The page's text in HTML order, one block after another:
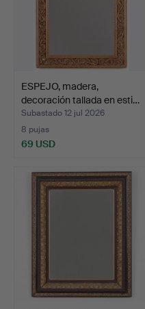
ESPEJO, madera,
decoración tallada en esti…
Subastado 12 jul 2026
8 pujas
69 USD